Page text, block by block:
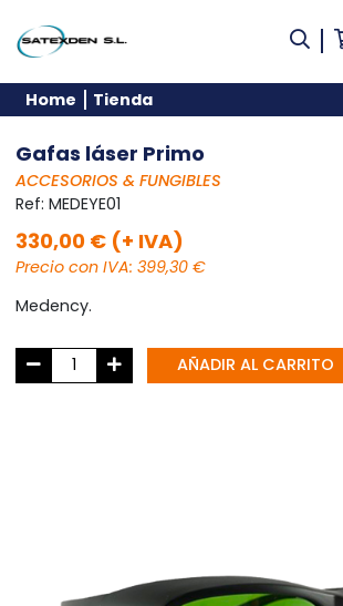
Home Tienda
Gafas láser Primo
ACCESORIOS & FUNGIBLES
Ref: MEDEYE01
330,00 € (+ IVA)
Precio con IVA: 399,30 €
Medency.
AÑADIR AL CARRITO